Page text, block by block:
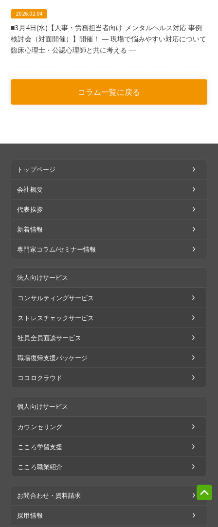
2026.02.04
■3月4日(水)【人事・労務担当者向け メンタルヘルス対応 事例
検討会（対面開催）】開催！ ― 現場で悩みやすい対応について
臨床心理士・公認心理師と共に考える ―
コラム一覧に戻る
トップページ
会社概要
代表挨拶
新着情報
専門家コラム/セミナー情報
法人向けサービス
コンサルティングサービス
ストレスチェックサービス
社員全員面談サービス
職場復帰支援パッケージ
ココロクラウド
個人向けサービス
カウンセリング
こころ学習支援
こころ職業紹介
お問合わせ・資料請求
採用情報